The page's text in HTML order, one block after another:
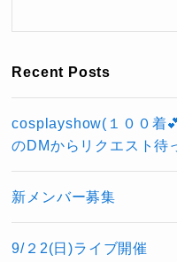
Recent Posts
cosplayshow(１００着
のDMからリクエスト待
新メンバー募集
9/２2(日)ライブ開催